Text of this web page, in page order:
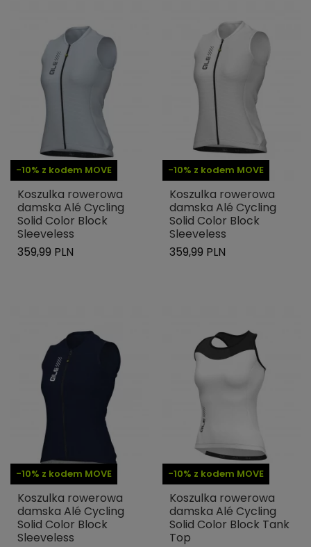
-10% z kodem MOVE
Koszulka rowerowa
damska Alé Cycling
Solid Color Block
Sleeveless
359,99 PLN
-10% z kodem MOVE
Koszulka rowerowa
damska Alé Cycling
Solid Color Block
Sleeveless
359,99 PLN
-10% z kodem MOVE
Koszulka rowerowa
damska Alé Cycling
Solid Color Block
Sleeveless
-10% z kodem MOVE
Koszulka rowerowa
damska Alé Cycling
Solid Color Block Tank
Top